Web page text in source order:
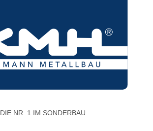
DIE NR. 1 IM SONDERBAU